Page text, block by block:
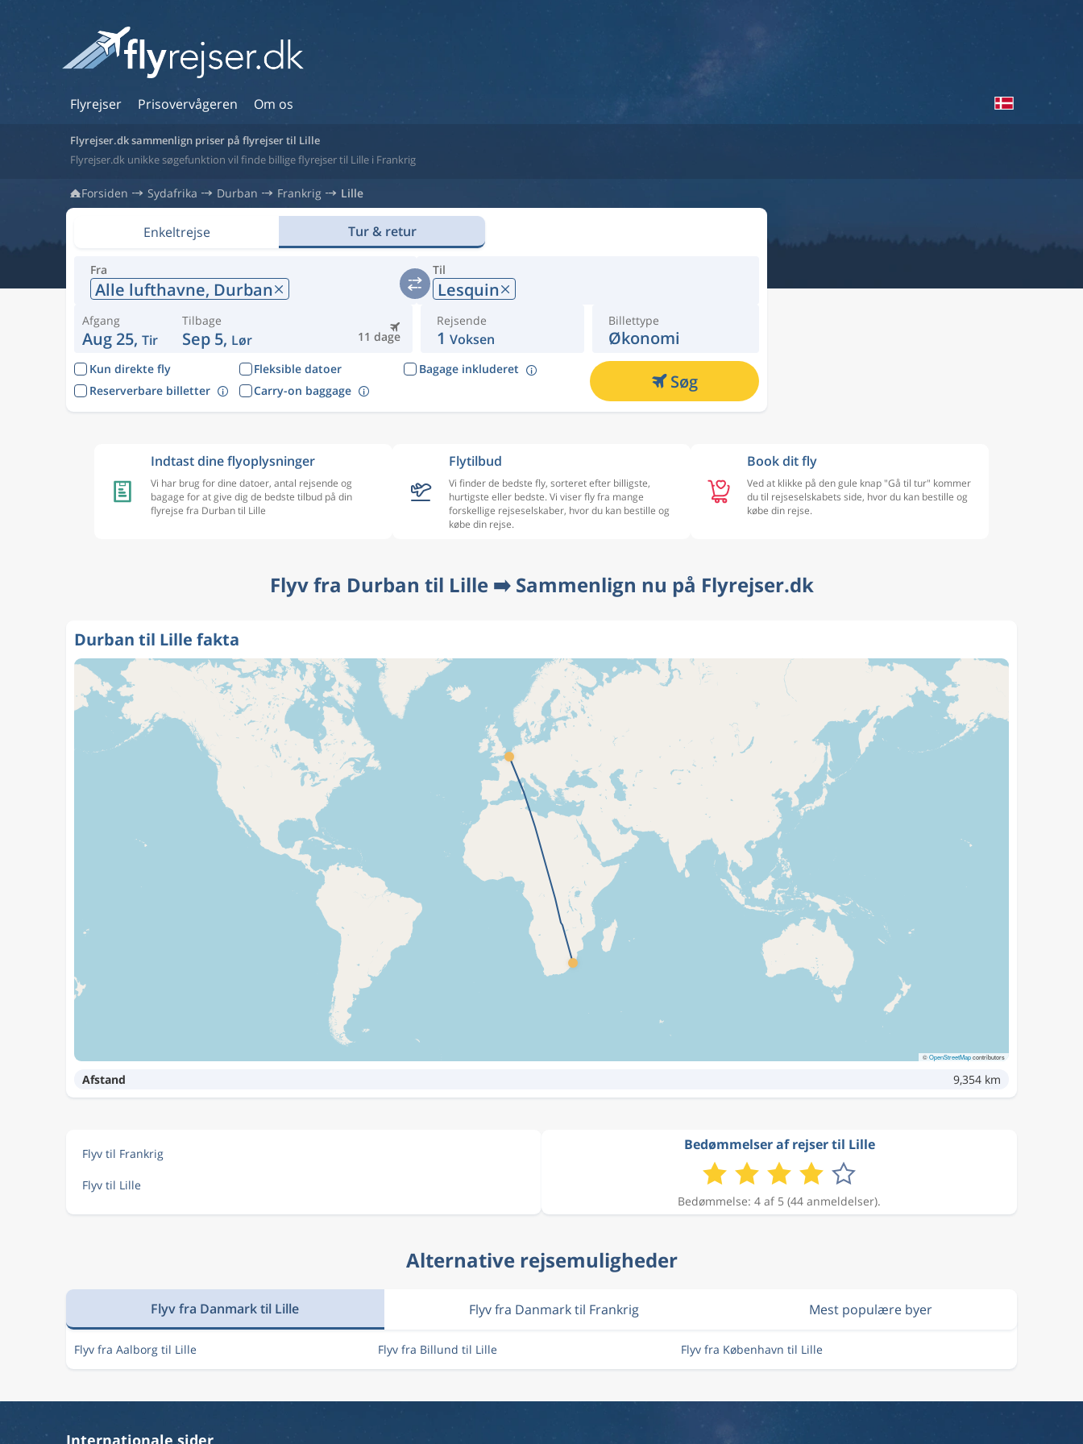
Flyrejser Prisovervågeren Om os
Flyrejser.dk sammenlign priser på flyrejser til Lille
Flyrejser.dk unikke søgefunktion vil finde billige flyrejser til Lille i Frankrig
Forsiden Sydafrika Durban Frankrig Lille
Enkeltrejse Tur & retur
Fra
Alle lufthavne, Durban
Til
Lesquin
Afgang
Aug 25, Tir 11 dage
Tilbage
Sep 5, Lør
Rejsende
1 Voksen
Billettype
Økonomi
Kun direkte fly Fleksible datoer
Bagage inkluderet
Reserverbare billetter
Carry-on baggage Søg
Indtast dine flyoplysninger
Vi har brug for dine datoer, antal rejsende og
bagage for at give dig de bedste tilbud på din
flyrejse fra Durban til Lille
Flytilbud
Vi finder de bedste fly, sorteret efter billigste,
hurtigste eller bedste. Vi viser fly fra mange
forskellige rejseselskaber, hvor du kan bestille og
købe din rejse.
Book dit fly
Ved at klikke på den gule knap "Gå til tur" kommer
du til rejseselskabets side, hvor du kan bestille og
købe din rejse.
Flyv fra Durban til Lille ➡️ Sammenlign nu på Flyrejser.dk
Durban til Lille fakta
©OpenStreetMapcontributors
Afstand 9,354 km
Flyv til Frankrig
Flyv til Lille
Bedømmelser af rejser til Lille
Bedømmelse: 4 af 5 (44 anmeldelser).
Alternative rejsemuligheder
Flyv fra Danmark til Lille Flyv fra Danmark til Frankrig Mest populære byer
Flyv fra Aalborg til Lille Flyv fra Billund til Lille Flyv fra København til Lille
Internationale sider